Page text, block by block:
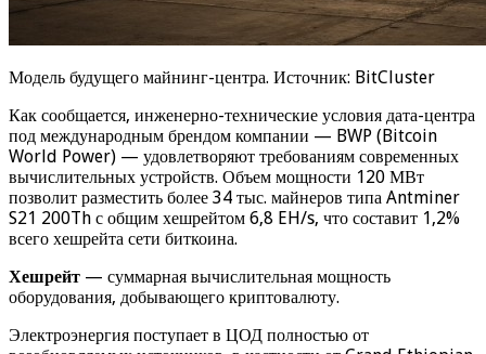
Модель будущего майнинг-центра. Источник: BitCluster
Как сообщается, инженерно-технические условия дата-центра
под международным брендом компании — BWP (Bitcoin
World Power) — удовлетворяют требованиям современных
вычислительных устройств. Объем мощности 120 МВт
позволит разместить более 34 тыс. майнеров типа Antminer
S21 200Th с общим хешрейтом 6,8 EH/s, что составит 1,2%
всего хешрейта сети биткоина.
Хешрейт — суммарная вычислительная мощность
оборудования, добывающего криптовалюту.
Электроэнергия поступает в ЦОД полностью от